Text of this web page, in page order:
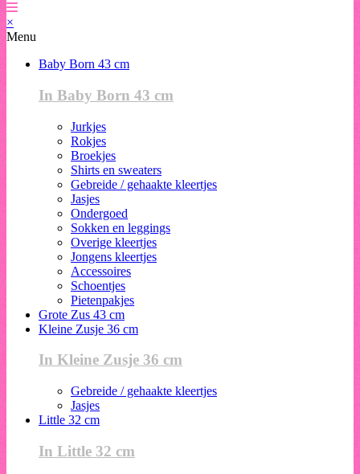
×
Menu
Baby Born 43 cm
In Baby Born 43 cm
Jurkjes
Rokjes
Broekjes
Shirts en sweaters
Gebreide / gehaakte kleertjes
Jasjes
Ondergoed
Sokken en leggings
Overige kleertjes
Jongens kleertjes
Accessoires
Schoentjes
Pietenpakjes
Grote Zus 43 cm
Kleine Zusje 36 cm
In Kleine Zusje 36 cm
Gebreide / gehaakte kleertjes
Jasjes
Little 32 cm
In Little 32 cm